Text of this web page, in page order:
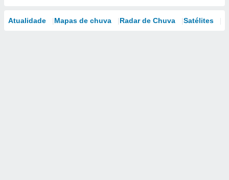
Atualidade Mapas de chuva Radar de Chuva Satélites